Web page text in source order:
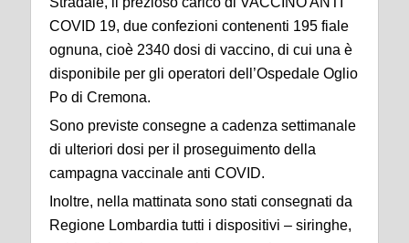
COVID 19, due confezioni contenenti 195 fiale
ognuna, cioè 2340 dosi di vaccino, di cui una è
disponibile per gli operatori dell’Ospedale Oglio
Po di Cremona.
Sono previste consegne a cadenza settimanale
di ulteriori dosi per il proseguimento della
campagna vaccinale anti COVID.
Inoltre, nella mattinata sono stati consegnati da
Regione Lombardia tutti i dispositivi – siringhe,